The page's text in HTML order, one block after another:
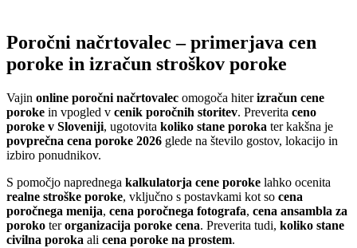
Poročni načrtovalec – primerjava cen
poroke in izračun stroškov poroke
Vajin online poročni načrtovalec omogoča hiterizračun cene
poroke in vpogled v cenik poročnih storitev. Preverita ceno
poroke v Sloveniji, ugotovita koliko stane poroka ter kakšna je
povprečna cena poroke 2026 glede na število gostov, lokacijo in
izbiro ponudnikov.
S pomočjo naprednega kalkulatorja cene poroke lahko ocenita
realne stroške poroke, vključno s postavkami kot so cena
poročnega menija, cena poročnega fotografa, cena ansambla za
poroko terorganizacija poroke cena. Preverita tudi, koliko stane
civilna poroka ali cena poroke na prostem.